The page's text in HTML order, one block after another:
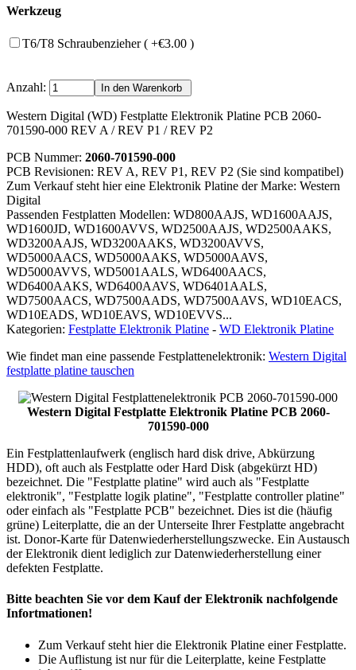
Werkzeug
T6/T8 Schraubenzieher ( +€3.00 )
Anzahl:
Western Digital (WD) Festplatte Elektronik Platine PCB 2060-
701590-000 REV A / REV P1 / REV P2
PCB Nummer: 2060-701590-000
PCB Revisionen: REV A, REV P1, REV P2 (Sie sind kompatibel)
Zum Verkauf steht hier eine Elektronik Platine der Marke: Western
Digital
Passenden Festplatten Modellen: WD800AAJS, WD1600AAJS,
WD1600JD, WD1600AVVS, WD2500AAJS, WD2500AAKS,
WD3200AAJS, WD3200AAKS, WD3200AVVS,
WD5000AACS, WD5000AAKS, WD5000AAVS,
WD5000AVVS, WD5001AALS, WD6400AACS,
WD6400AAKS, WD6400AAVS, WD6401AALS,
WD7500AACS, WD7500AADS, WD7500AAVS, WD10EACS,
WD10EADS, WD10EAVS, WD10EVVS...
Kategorien: Festplatte Elektronik Platine - WD Elektronik Platine
Wie findet man eine passende Festplattenelektronik: Western Digital
festplatte platine tauschen
Western Digital Festplatte Elektronik Platine PCB 2060-
701590-000
Ein Festplattenlaufwerk (englisch hard disk drive, Abkürzung
HDD), oft auch als Festplatte oder Hard Disk (abgekürzt HD)
bezeichnet. Die "Festplatte platine" wird auch als "Festplatte
elektronik", "Festplatte logik platine", "Festplatte controller platine"
oder einfach als "Festplatte PCB" bezeichnet. Dies ist die (häufig
grüne) Leiterplatte, die an der Unterseite Ihrer Festplatte angebracht
ist. Donor-Karte für Datenwiederherstellungszwecke. Ein Austausch
der Elektronik dient lediglich zur Datenwiederherstellung einer
defekten Festplatte.
Bitte beachten Sie vor dem Kauf der Elektronik nachfolgende
Infortmationen!
Zum Verkauf steht hier die Elektronik Platine einer Festplatte.
Die Auflistung ist nur für die Leiterplatte, keine Festplatte